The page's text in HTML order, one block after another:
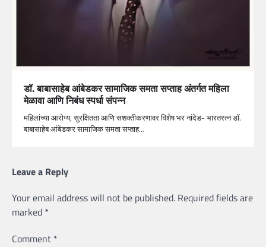
डॉ. बाबासाहेब आंबेडकर सामाजिक समता सप्ताह अंतर्गत महिला
मेळावा आणि निबंध स्पर्धा संपन्न
महिलांच्या आरोग्य, सुरक्षितता आणि सशक्तीकरणावर विशेष भर नांदेड- भारतरत्न डॉ.
बाबासाहेब आंबेडकर सामाजिक समता सप्ताह…
Leave a Reply
Your email address will not be published. Required fields are
marked *
Comment *